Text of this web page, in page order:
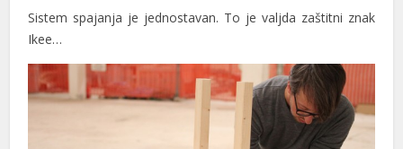
Sistem spajanja je jednostavan. To je valjda zaštitni znak
Ikee…